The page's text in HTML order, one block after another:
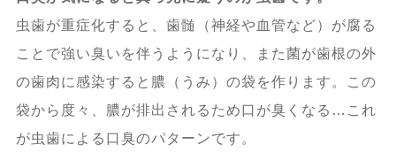
虫歯が重症化すると、歯髄（神経や血管など）が腐る
ことで強い臭いを伴うようになり、また菌が歯根の外
の歯肉に感染すると膿（うみ）の袋を作ります。この
袋から度々、膿が排出されるため口が臭くなる…これ
が虫歯による口臭のパターンです。